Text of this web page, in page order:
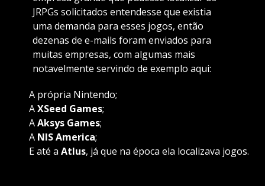
JRPGs solicitados entendesse que existia
uma demanda para esses jogos, então
dezenas de e-mails foram enviados para
muitas empresas, com algumas mais
notavelmente servindo de exemplo aqui:
A própria Nintendo;
AXSeed Games;
AAksys Games;
A NIS America;
E até a Atlus, já que na época ela localizava jogos.